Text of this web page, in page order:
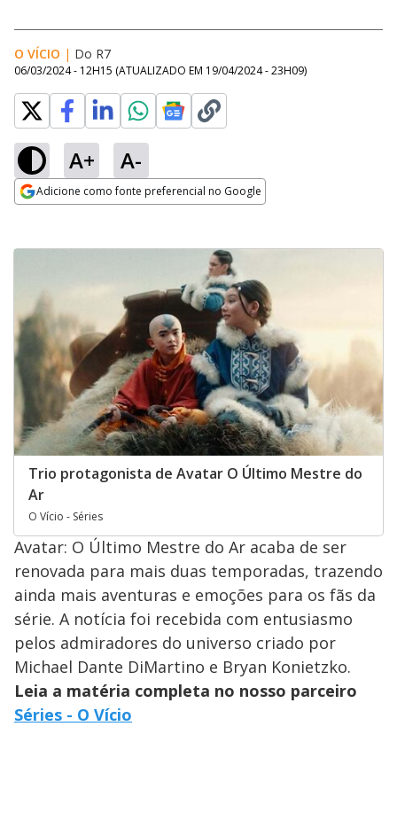
O VÍCIO | Do R7
06/03/2024 - 12H15 (ATUALIZADO EM 19/04/2024 - 23H09)
A+ A-
Adicione como fonte preferencial no Google
Trio protagonista de Avatar O Último Mestre do
Ar
O Vício - Séries
Avatar: O Último Mestre do Ar acaba de ser
renovada para mais duas temporadas, trazendo
ainda mais aventuras e emoções para os fãs da
série. A notícia foi recebida com entusiasmo
pelos admiradores do universo criado por
Michael Dante DiMartino e Bryan Konietzko.
Leia a matéria completa no nosso parceiro
Séries - O Vício